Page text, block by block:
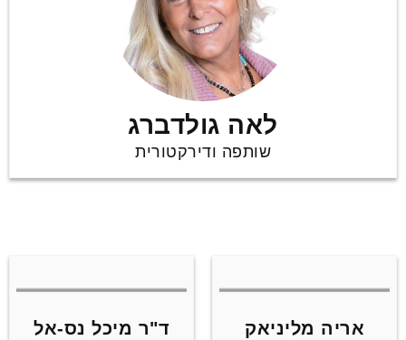
לאה גולדברג
שותפה ודירקטורית
אריה מליניאק ד"ר מיכל נס-אל